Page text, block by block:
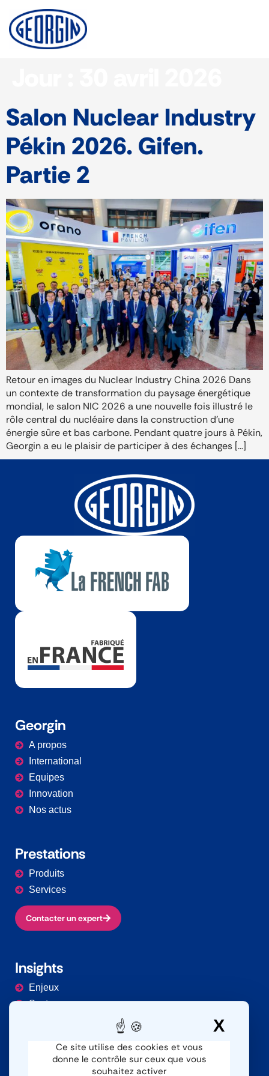
Panneau de gestion des cookies
Ce site utilise des cookies et vous
donne le contrôle sur ceux que vous
souhaitez activer
X
Salon Nuclear Industry
Pékin 2026. Gifen.
Partie 2
Retour en images du Nuclear Industry China 2026 Dans
un contexte de transformation du paysage énergétique
mondial, le salon NIC 2026 a une nouvelle fois illustré le
rôle central du nucléaire dans la construction d’une
énergie sûre et bas carbone. Pendant quatre jours à Pékin,
Georgin a eu le plaisir de participer à des échanges […]
Georgin
A propos
International
Equipes
Innovation
Nos actus
Prestations​
Produits
Services
Contacter un expert
Insights
Enjeux
Secteurs
Contacter